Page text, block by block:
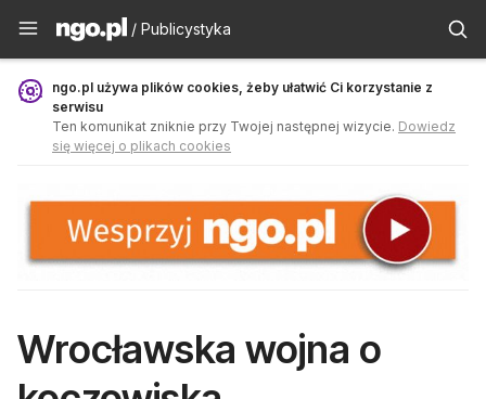
Publicystyka - ngo.pl
/ Publicystyka
ngo.pl używa plików cookies, żeby ułatwić Ci korzystanie z
serwisu
Ten komunikat zniknie przy Twojej następnej wizycie. Dowiedz
się więcej o plikach cookies
Wrocławska wojna o